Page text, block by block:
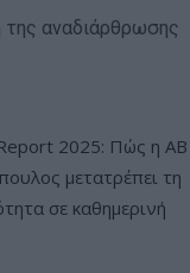
αναδιάρθρωσης